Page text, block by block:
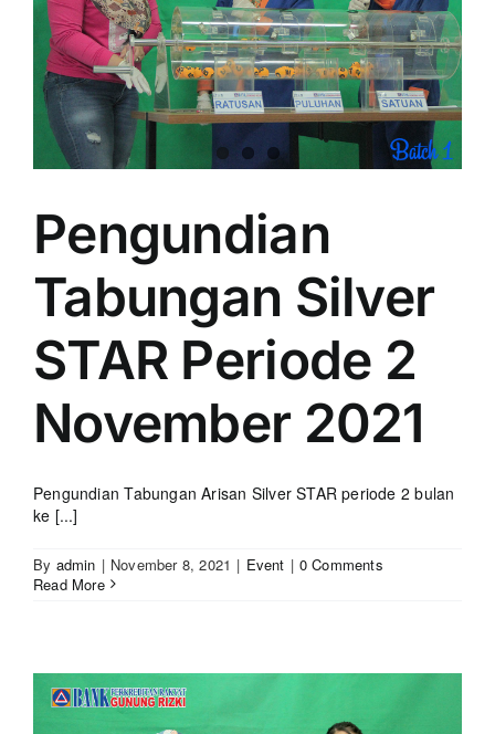
Pengundian
Tabungan Silver
STAR Periode 2
November 2021
Pengundian Tabungan Arisan Silver STAR periode 2 bulan
ke [...]
By admin | November 8, 2021 | Event | 0 Comments
Read More